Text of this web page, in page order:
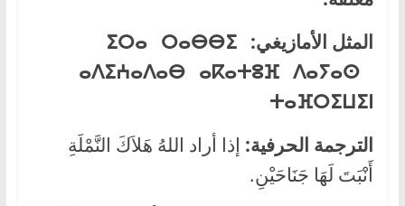
المثل الأمازيغي: ⵉⵔⴰ ⵔⴰⴱⴱⵉ
ⴰⴷⵉⵄⴰⴷⴰⴱ ⴰⴽⴰⵜⵓⴼ ⴷⴰⵢⴰⵙ
ⵜⴰⴼⵔⵉⵡⵉⵏ
الترجمة الحرفية: إذا أراد اللهُ هَلاَكَ النَّمْلَةِ
أَنْبَتَ لَهَا جَنَاحَيْنِ.